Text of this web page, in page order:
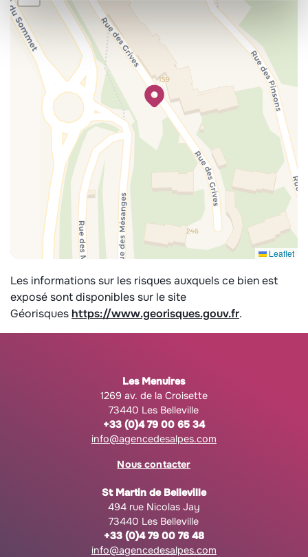
Leaflet
Les informations sur les risques auxquels ce bien est
exposé sont disponibles sur le site
Géorisques https://www.georisques.gouv.fr.
Les Menuires
1269 av. de la Croisette
73440 Les Belleville
+33 (0)4 79 00 65 34
info@agencedesalpes.com
Nous contacter
St Martin de Belleville
494 rue Nicolas Jay
73440 Les Belleville
+33 (0)4 79 00 76 48
info@agencedesalpes.com